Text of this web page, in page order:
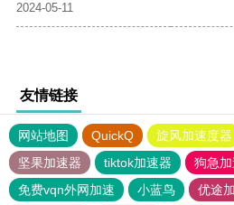
2024-05-11
友情链接
网站地图 QuickQ 旋风加速度器
坚果加速器
tiktok加速器
狗急
免费vqn外网加速
小蓝鸟 优途